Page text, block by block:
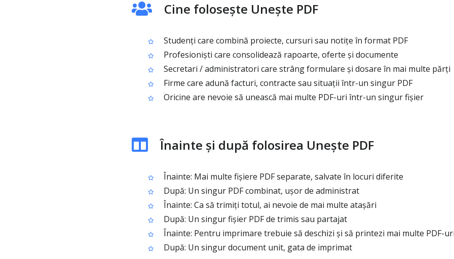
Cine folosește Unește PDF
Studenți care combină proiecte, cursuri sau notițe în format PDF
Profesioniști care consolidează rapoarte, oferte și documente
Secretari / administratori care strâng formulare și dosare în mai multe părți
Firme care adună facturi, contracte sau situații într-un singur PDF
Oricine are nevoie să unească mai multe PDF-uri într-un singur fișier
Înainte și după folosirea Unește PDF
Înainte: Mai multe fișiere PDF separate, salvate în locuri diferite
După: Un singur PDF combinat, ușor de administrat
Înainte: Ca să trimiți totul, ai nevoie de mai multe atașări
După: Un singur fișier PDF de trimis sau partajat
Înainte: Pentru imprimare trebuie să deschizi și să printezi mai multe PDF-
După: Un singur document unit, gata de imprimat